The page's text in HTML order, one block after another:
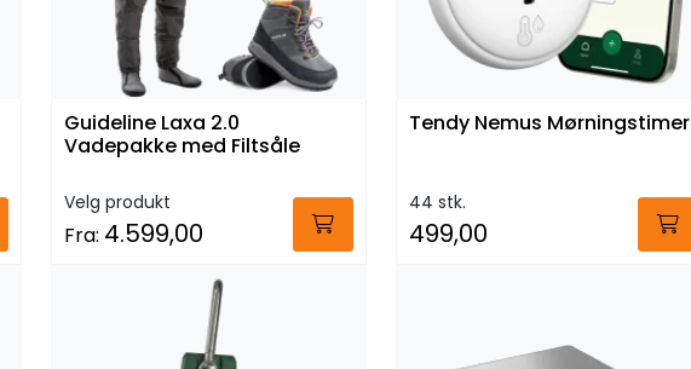
Guideline Laxa 2.0
Vadepakke med Filtsåle
Velg produkt
Fra: 4.599,00
Tendy Nemus Mørningstimer
44 stk.
499,00